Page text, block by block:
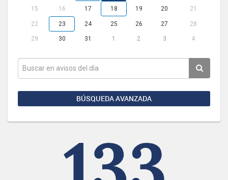
15 16 17 18 19 20 21
22 23 24 25 26 27 28
29 30 31 1 2 3 4
BÚSQUEDA AVANZADA